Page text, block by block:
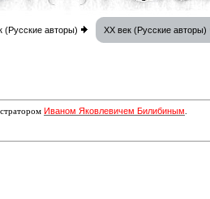
(Русские авторы) XX век (Русские авторы)
Иваном Яковлевичем Билибиным